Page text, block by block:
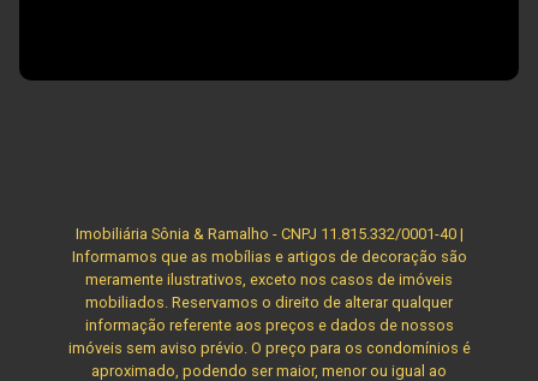
Imobiliária Sônia & Ramalho - CNPJ 11.815.332/0001-40 |
Informamos que as mobílias e artigos de decoração são
meramente ilustrativos, exceto nos casos de imóveis
mobiliados. Reservamos o direito de alterar qualquer
informação referente aos preços e dados de nossos
imóveis sem aviso prévio. O preço para os condomínios é
aproximado, podendo ser maior, menor ou igual ao